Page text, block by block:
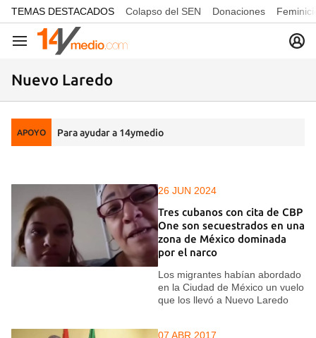
common.go-to-content
TEMAS DESTACADOS Colapso del SEN Donaciones
Navegación
Nuevo Laredo
APOYO Para ayudar a 14ymedio
26 JUN 2024
Tres cubanos con cita de CBP
One son secuestrados en una
zona de México dominada
por el narco
Los migrantes habían abordado
en la Ciudad de México un vuelo
que los llevó a Nuevo Laredo
07 ABR 2017